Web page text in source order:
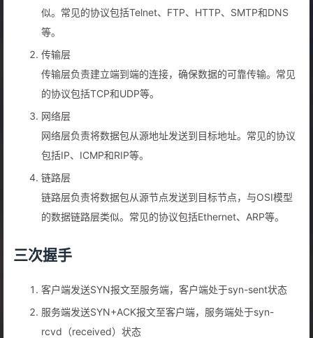
似。常见的协议包括Telnet、FTP、HTTP、SMTP和DNS
等。
传输层
传输层负责建立端到端的连接，确保数据的可靠传输。常见
的协议包括TCP和UDP等。
网络层
网络层负责将数据包从源地址发送到目标地址。常见的协议
包括IP、ICMP和RIP等。
链路层
链路层负责将数据包从源节点发送到目标节点，与OSI模型
的数据链路层类似。常见的协议包括Ethernet、ARP等。
三次握手
客户端发送SYN报文至服务端，客户端处于syn-sent状态
服务端发送SYN+ACK报文至客户端，服务端处于syn-
rcvd（received）状态